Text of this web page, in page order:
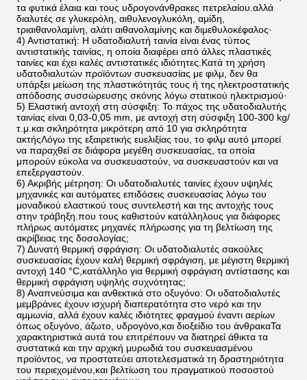
τα φυτικά έλαια και τους υδρογονάνθρακες πετρελαίου.αλλά
διαλυτές σε γλυκερόλη, αιθυλενογλυκόλη, αμίδη,
τριαιθανολαμίνη, αλάτι αιθανολαμίνης και διμεθυλοκέφαλος·
4) Αντιστατική: Η υδατοδιαλυτή ταινία είναι ένας τύπος
αντιστατικής ταινίας, η οποία διαφέρει από άλλες πλαστικές
ταινίες και έχει καλές αντιστατικές ιδιότητες.Κατά τη χρήση
υδατοδιαλυτών προϊόντων συσκευασίας με φιλμ, δεν θα
υπάρξει μείωση της πλαστικότητάς τους ή της ηλεκτροστατικής
απόδοσης συσσώρευσης σκόνης λόγω στατικού ηλεκτρισμού·
5) Ελαστική αντοχή στη σύσφιξη: Το πάχος της υδατοδιαλυτής
ταινίας είναι 0,03-0,05 mm, με αντοχή στη σύσφιξη 100-300 kg/
τ.μ.και σκληρότητα μικρότερη από 10 για σκληρότητα
ακτήςΛόγω της εξαιρετικής ευελιξίας του, το φιλμ αυτό μπορεί
να παραχθεί σε διάφορα μεγέθη συσκευασίας, τα οποία
μπορούν εύκολα να συσκευαστούν, να συσκευαστούν και να
επεξεργαστούν.
6) Ακριβής μέτρηση: Οι υδατοδιαλυτές ταινίες έχουν υψηλές
μηχανικές και αυτόματες επιδόσεις συσκευασίας λόγω του
μοναδικού ελαστικού τους συντελεστή και της αντοχής τους
στην τράβηξη.που τους καθιστούν κατάλληλους για διάφορες
πλήρως αυτόματες μηχανές πλήρωσης για τη βελτίωση της
ακρίβειας της δοσολογίας;
7) Δυνατή θερμική σφράγιση: Οι υδατοδιαλυτές σακούλες
συσκευασίας έχουν καλή θερμική σφράγιση, με μέγιστη θερμική
αντοχή 140 °C,κατάλληλο για θερμική σφράγιση αντίστασης και
θερμική σφράγιση υψηλής συχνότητας;
8) Αναπνεύσιμα και ανθεκτικά στο οξυγόνο: Οι υδατοδιαλυτές
μεμβράνες έχουν ισχυρή διαπερατότητα στο νερό και την
αμμωνία, αλλά έχουν καλές ιδιότητες φραγμού έναντι αερίων
όπως οξυγόνο, άζωτο, υδρογόνο,και διοξείδιο του άνθρακαΤα
χαρακτηριστικά αυτά του επιτρέπουν να διατηρεί άθικτα τα
συστατικά και την αρχική μυρωδιά του συσκευασμένου
προϊόντος, να προστατεύει αποτελεσματικά τη δραστηριότητα
του περιεχομένου,και βελτίωση του πραγματικού ποσοστού